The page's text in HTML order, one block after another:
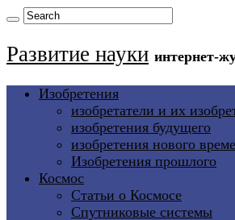
Развитие науки интернет-
Изобретения
изобретатели и их
изобретения будущего
изобретения нового
Изобретения прошлого
Космос
Статьи о Космосе
Спутниковые системы